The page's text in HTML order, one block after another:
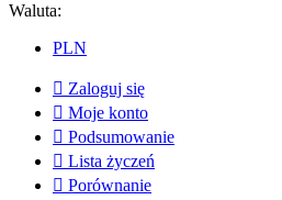
Waluta:
PLN
 Zaloguj się
 Moje konto
 Podsumowanie
 Lista życzeń
 Porównanie